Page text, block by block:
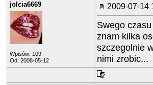
jolcia6669
Wpisów: 109
Od: 2008-05-12
2009-07-14
Swego
znam kilka
szczegolnie
nimi zrobic...